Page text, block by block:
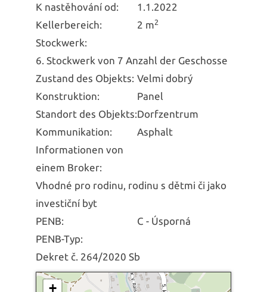
K nastěhování od:
1.1.2022
Kellerbereich:
2 m2
Stockwerk:
6. Stockwerk von 7 Anzahl der Geschosse
Zustand des Objekts: Velmi dobrý
Konstruktion:
Panel
Standort des Objekts:Dorfzentrum
Kommunikation:
Asphalt
Informationen von
einem Broker:
Vhodné pro rodinu, rodinu s dětmi či jako
investiční byt
PENB:
C - Úsporná
PENB-Typ:
Dekret č. 264/2020 Sb
+